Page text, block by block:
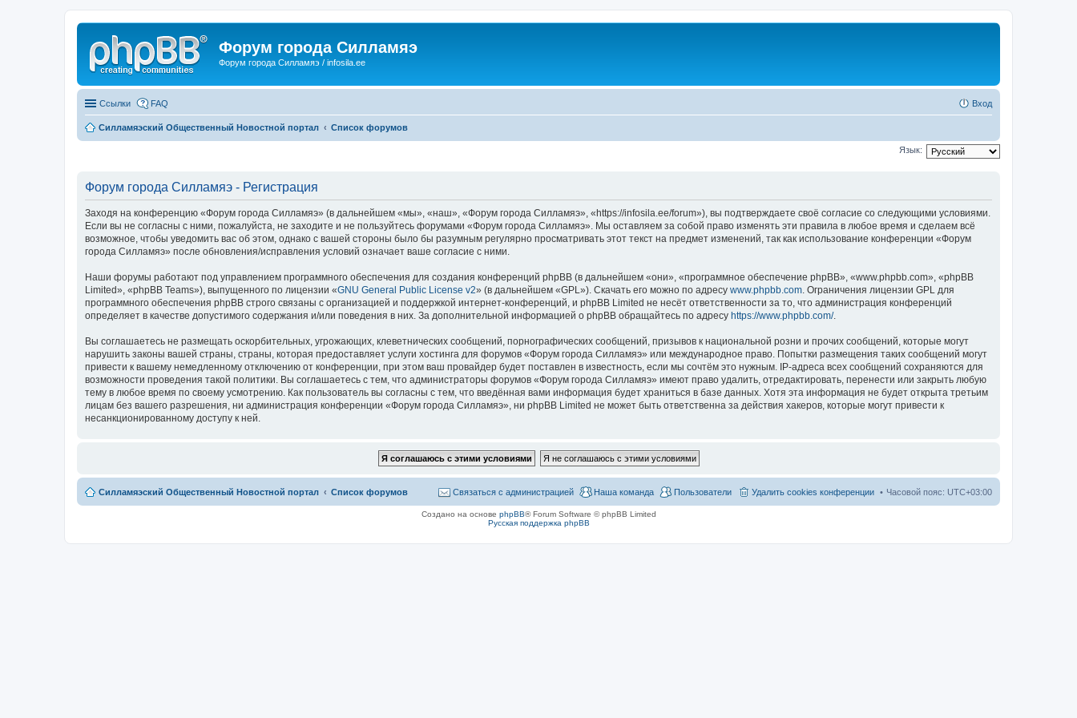
Форум города Силламяэ
Форум города Силламяэ / infosila.ee
Ссылки FAQ Вход
Силламяэский Общественный Новостной портал Список форумов
Язык:
Форум города Силламяэ - Регистрация
Заходя на конференцию «Форум города Силламяэ» (в дальнейшем «мы», «наш», «Форум города Силламяэ», «https://infosila.ee/forum»), вы подтверждаете своё согласие со следующими условиями.
Если вы не согласны с ними, пожалуйста, не заходите и не пользуйтесь форумами «Форум города Силламяэ». Мы оставляем за собой право изменять эти правила в любое время и сделаем всё
возможное, чтобы уведомить вас об этом, однако с вашей стороны было бы разумным регулярно просматривать этот текст на предмет изменений, так как использование конференции «Форум
города Силламяэ» после обновления/исправления условий означает ваше согласие с ними.
Наши форумы работают под управлением программного обеспечения для создания конференций phpBB (в дальнейшем «они», «программное обеспечение phpBB», «www.phpbb.com», «phpBB
Limited», «phpBB Teams»), выпущенного по лицензии «GNU General Public License v2» (в дальнейшем «GPL»). Скачать его можно по адресу www.phpbb.com. Ограничения лицензии GPL для
программного обеспечения phpBB строго связаны с организацией и поддержкой интернет-конференций, и phpBB Limited не несёт ответственности за то, что администрация конференций
определяет в качестве допустимого содержания и/или поведения в них. За дополнительной информацией о phpBB обращайтесь по адресу https://www.phpbb.com/.
Вы соглашаетесь не размещать оскорбительных, угрожающих, клеветнических сообщений, порнографических сообщений, призывов к национальной розни и прочих сообщений, которые могут
нарушить законы вашей страны, страны, которая предоставляет услуги хостинга для форумов «Форум города Силламяэ» или международное право. Попытки размещения таких сообщений могут
привести к вашему немедленному отключению от конференции, при этом ваш провайдер будет поставлен в известность, если мы сочтём это нужным. IP-адреса всех сообщений сохраняются для
возможности проведения такой политики. Вы соглашаетесь с тем, что администраторы форумов «Форум города Силламяэ» имеют право удалить, отредактировать, перенести или закрыть любую
тему в любое время по своему усмотрению. Как пользователь вы согласны с тем, что введённая вами информация будет храниться в базе данных. Хотя эта информация не будет открыта третьим
лицам без вашего разрешения, ни администрация конференции «Форум города Силламяэ», ни phpBB Limited не может быть ответственна за действия хакеров, которые могут привести к
несанкционированному доступу к ней.
Силламяэский Общественный Новостной портал Список форумов Часовой пояс: UTC+03:00
Удалить cookies конференции
Пользователи
Наша команда
Связаться с администрацией
Создано на основе phpBB® Forum Software © phpBB Limited
Русская поддержка phpBB